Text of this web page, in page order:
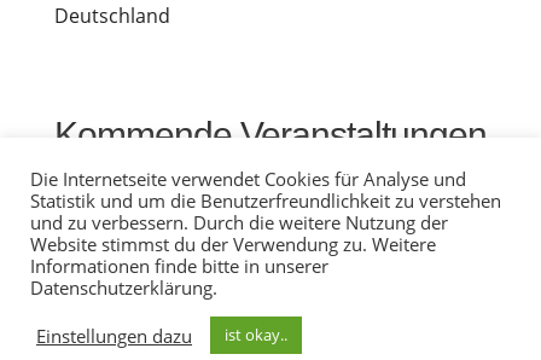
Deutschland
Kom­men­de Veranstaltungen
<li>Keine Ver­an­stal­tun­gen an die­sem Ort</li>
© Tiereakademie Kontakt: bibi@degn.de
+49(0)178 58 33 297 Impressum
Die Internetseite verwendet Cookies für Analyse und
Statistik und um die Benutzerfreundlichkeit zu verstehen
und zu verbessern. Durch die weitere Nutzung der
Website stimmst du der Verwendung zu. Weitere
Informationen finde bitte in unserer
Datenschutzerklärung.
Einstellungen dazu
ist okay..